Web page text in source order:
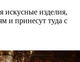
искусные изделия,
и принесут туда с